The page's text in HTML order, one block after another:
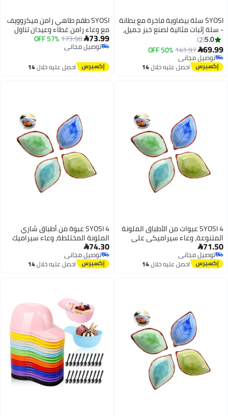
SYOSI سلة بيضاوية فاخرة مع بطانة
- سلة إثبات مثالية لصنع خبز جميل،
سلة وعاء مع بطانة قماش للخبز
الساوردوغ في المنزل والمهنية
11x5.5x3 بوصة
5.0
2
69.99
141.97
50% OFF
توصيل مجاني
توصيل مجانياحصل عليه خلال14
SYOSI طقم طاهي رامن ميكروويف
مع وعاء رامن غطاء وعيدان تناول
الطعام أساسيات غرفة النوم
الجامعية للفتيات والفتيان طاهي
أساسيات الشقة باللون الأسود
73.99
173.98
57% OFF
توصيل مجاني
توصيل مجاني
احصل عليه خلال14
SYOSI 4 عبوات من الأطباق الملونة
المتنوعة، وعاء سيراميكي على
شكل ورقة، أطباق سوشي وأطباق
صوص الصويا، أطقم تقديم للأطباق
الجانبية، زيت، خل، كاتشب
71.50
توصيل مجاني
توصيل مجانياحصل عليه خلال14
SYOSI 4 عبوة من أطباق شاري
الملونة المختلطة، وعاء سيراميك
على شكل ورقة، أطباق سوشي
وأطباق صلصة الصويا، أطباق تقديم
للأطعمة، أطباق تقديم للزيت، الخل،
74.30
توصيل مجاني
توصيل مجانياحصل عليه خلال14